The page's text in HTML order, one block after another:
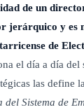
o desempeñar
de un
jerárquico y es
de
el día a día del
las define la
Sistema de